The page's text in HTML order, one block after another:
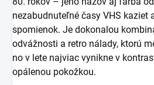
nezabudnuteľné časy VHS kaziet
spomienok. Je dokonalou
odvážnosti a retro nálady, ktorú
no v lete najviac vynikne v
opálenou pokožkou.